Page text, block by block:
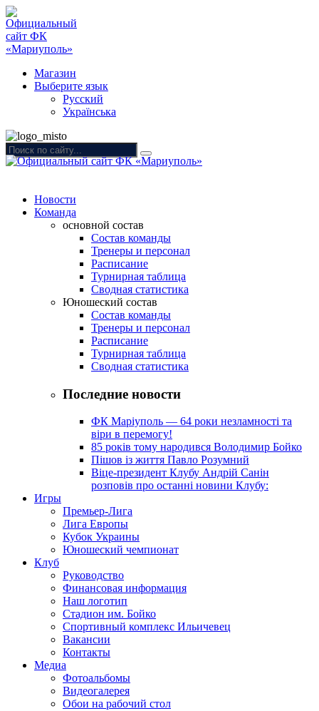
Магазин
Выберите язык
Русский
Українська
Новости
Команда
основной состав
Состав команды
Тренеры и персонал
Расписание
Турнирная таблица
Сводная статистика
Юношеский состав
Состав команды
Тренеры и персонал
Расписание
Турнирная таблица
Сводная статистика
Последние новости
ФК Маріуполь — 64 роки незламності та
віри в перемогу!
85 років тому народився Володимир Бойко
Пішов із життя Павло Розумний
Віце-президент Клубу Андрій Санін
розповів про останні новини Клубу:
Игры
Премьер-Лига
Лига Европы
Кубок Украины
Юношеский чемпионат
Клуб
Руководство
Финансовая информация
Наш логотип
Стадион им. Бойко
Спортивный комплекс Ильичевец
Вакансии
Контакты
Медиа
Фотоальбомы
Видеогалерея
Обои на рабочий стол